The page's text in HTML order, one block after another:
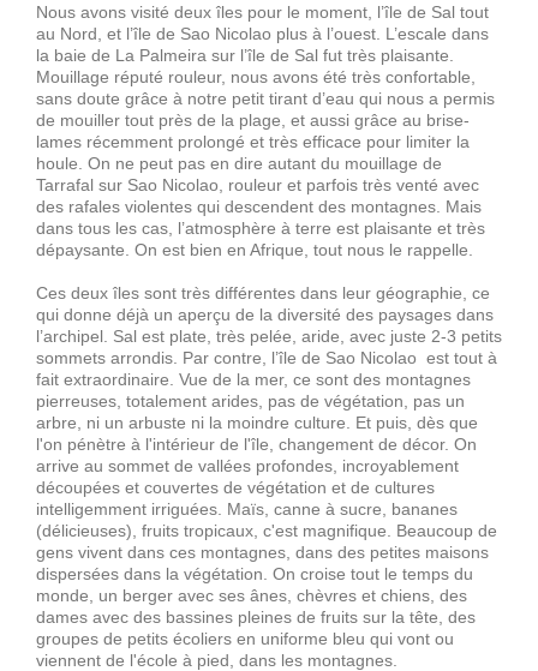
Nous avons visité deux îles pour le moment, l’île de Sal tout
au Nord, et l’île de Sao Nicolao plus à l’ouest. L’escale dans
la baie de La Palmeira sur l’île de Sal fut très plaisante.
Mouillage réputé rouleur, nous avons été très confortable,
sans doute grâce à notre petit tirant d’eau qui nous a permis
de mouiller tout près de la plage, et aussi grâce au brise-
lames récemment prolongé et très efficace pour limiter la
houle. On ne peut pas en dire autant du mouillage de
Tarrafal sur Sao Nicolao, rouleur et parfois très venté avec
des rafales violentes qui descendent des montagnes. Mais
dans tous les cas, l’atmosphère à terre est plaisante et très
dépaysante. On est bien en Afrique, tout nous le rappelle.
Ces deux îles sont très différentes dans leur géographie, ce
qui donne déjà un aperçu de la diversité des paysages dans
l’archipel. Sal est plate, très pelée, aride, avec juste 2-3 petits
sommets arrondis. Par contre, l’île de Sao Nicolao est tout à
fait extraordinaire. Vue de la mer, ce sont des montagnes
pierreuses, totalement arides, pas de végétation, pas un
arbre, ni un arbuste ni la moindre culture. Et puis, dès que
l'on pénètre à l'intérieur de l'île, changement de décor. On
arrive au sommet de vallées profondes, incroyablement
découpées et couvertes de végétation et de cultures
intelligemment irriguées. Maïs, canne à sucre, bananes
(délicieuses), fruits tropicaux, c'est magnifique. Beaucoup de
gens vivent dans ces montagnes, dans des petites maisons
dispersées dans la végétation. On croise tout le temps du
monde, un berger avec ses ânes, chèvres et chiens, des
dames avec des bassines pleines de fruits sur la tête, des
groupes de petits écoliers en uniforme bleu qui vont ou
viennent de l'école à pied, dans les montagnes.